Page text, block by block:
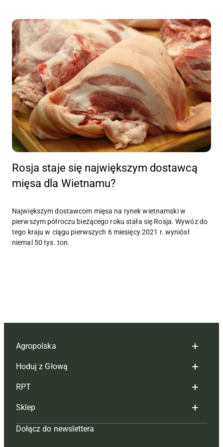
Rosja staje się największym dostawcą
mięsa dla Wietnamu?
Największym dostawcom mięsa na rynek wietnamski w
pierwszym półroczu bieżącego roku stała się Rosja. Wywóz do
tego kraju w ciągu pierwszych 6 miesięcy 2021 r. wyniósł
niemal 50 tys. ton.
Agropolska
Redakcja
Reklama
Tagi
Mapa serwisu
Hoduj z Głową
Hoduj z głową bydło
Hoduj z głową świnie
Prenumerata
RPT
Redakcja
Prenumerata
Sklep
Czasopisma i prenumerata
Dołącz do newslettera